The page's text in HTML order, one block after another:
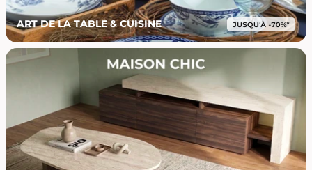
ART DE LA TABLE & CUISINE